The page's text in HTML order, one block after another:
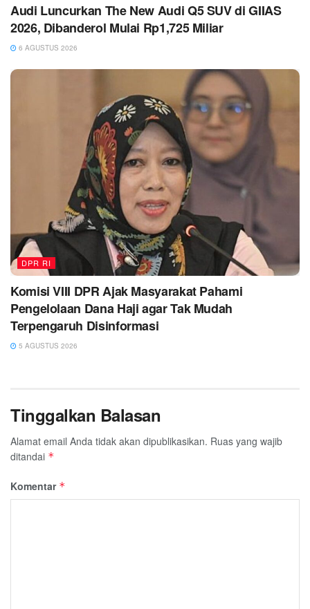
Audi Luncurkan The New Audi Q5 SUV di GIIAS
2026, Dibanderol Mulai Rp1,725 Miliar
6 AGUSTUS 2026
DPR RI
Komisi VIII DPR Ajak Masyarakat Pahami
Pengelolaan Dana Haji agar Tak Mudah
Terpengaruh Disinformasi
5 AGUSTUS 2026
Tinggalkan Balasan
Alamat email Anda tidak akan dipublikasikan. Ruas yang wajib
ditandai *
Komentar *